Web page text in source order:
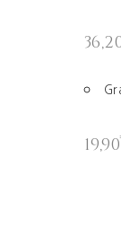
19,90